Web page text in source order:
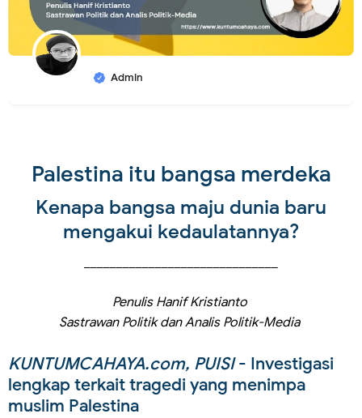
Admin
Palestina itu bangsa merdeka
Kenapa bangsa maju dunia baru
mengakui kedaulatannya?
Penulis Hanif Kristianto
Sastrawan Politik dan Analis Politik-Media
KUNTUMCAHAYA.com, PUISI- Investigasi
lengkap terkait tragedi yang menimpa
muslim Palestina